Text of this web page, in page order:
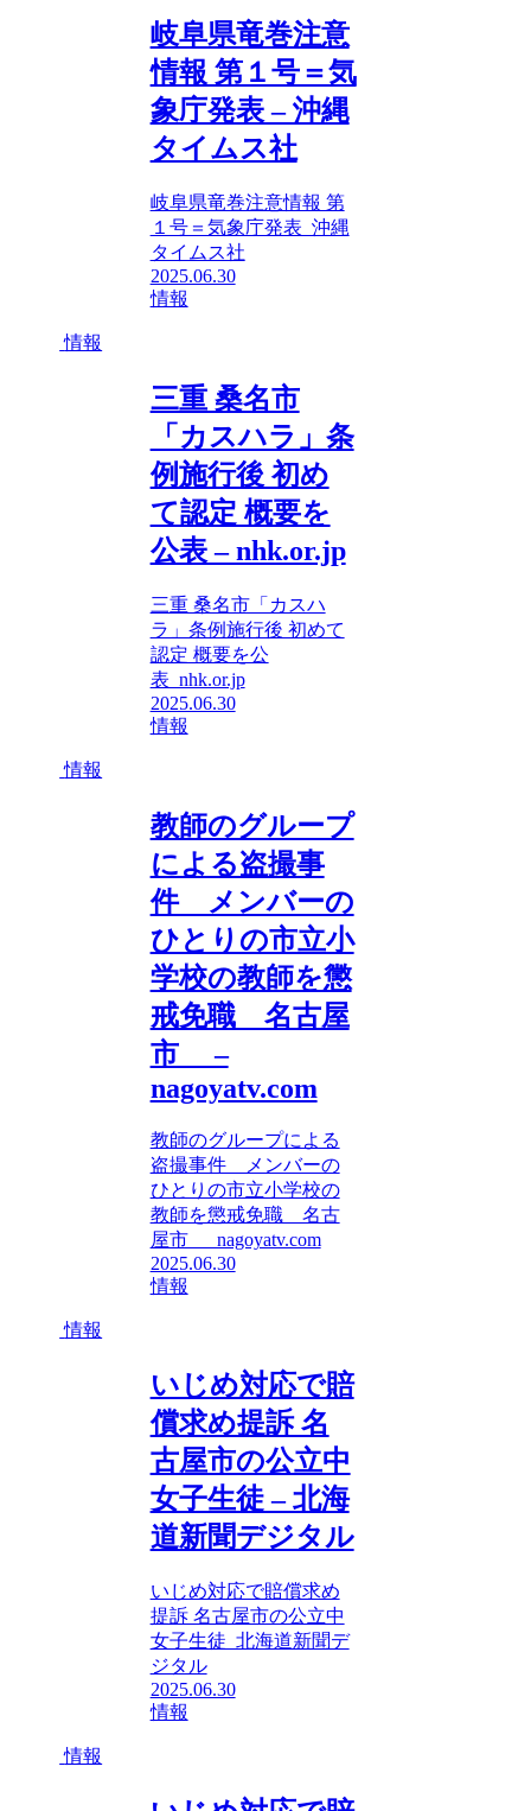
岐阜県竜巻注意
情報 第１号＝気
象庁発表 – 沖縄
タイムス社
岐阜県竜巻注意情報 第
１号＝気象庁発表 沖縄
タイムス社
2025.06.30
情報
情報
三重 桑名市
「カスハラ」条
例施行後 初め
て認定 概要を
公表 – nhk.or.jp
三重 桑名市「カスハ
ラ」条例施行後 初めて
認定 概要を公
表 nhk.or.jp
2025.06.30
情報
情報
教師のグループ
による盗撮事
件 メンバーの
ひとりの市立小
学校の教師を懲
戒免職 名古屋
市 –
nagoyatv.com
教師のグループによる
盗撮事件 メンバーの
ひとりの市立小学校の
教師を懲戒免職 名古
屋市 nagoyatv.com
2025.06.30
情報
情報
いじめ対応で賠
償求め提訴 名
古屋市の公立中
女子生徒 – 北海
道新聞デジタル
いじめ対応で賠償求め
提訴 名古屋市の公立中
女子生徒 北海道新聞デ
ジタル
2025.06.30
情報
情報